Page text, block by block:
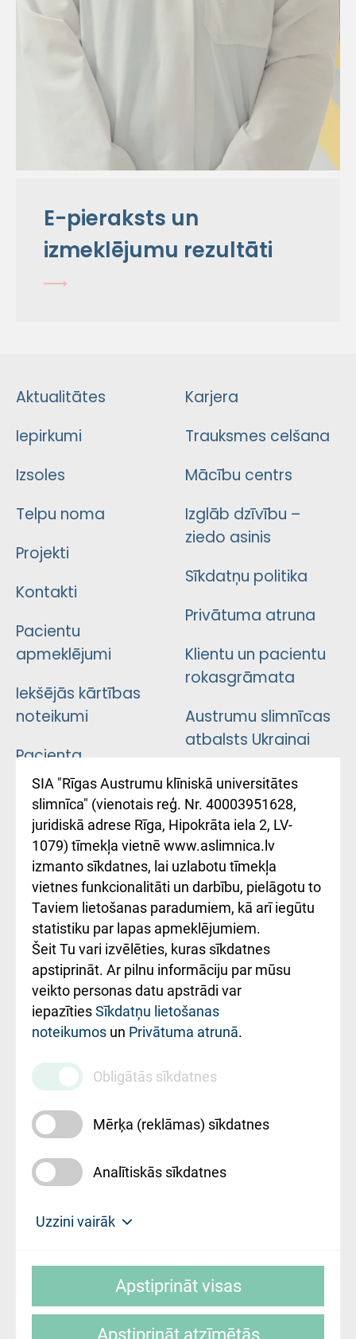
E-pieraksts un
izmeklējumu rezultāti
Aktualitātes
Iepirkumi
Izsoles
Telpu noma
Projekti
Kontakti
Pacientu
apmeklējumi
Iekšējās kārtības
noteikumi
Pacienta
atsauksmju/sūdzību
iesniegšanas
kārtība
Kā pie mums nokļūt
Rēķinu apmaksas
ceļvedis
Rekvizīti un
ārstniecības
iestādes kods
010000234
Maksas
pakalpojumu
cenrādis
Karjera
Trauksmes celšana
Mācību centrs
Izglāb dzīvību –
ziedo asinis
Sīkdatņu politika
Privātuma atruna
Klientu un pacientu
rokasgrāmata
Austrumu slimnīcas
atbalsts Ukrainai
Підтримка Східної
лікарні та співпраця з
Україною
SIA "Rīgas Austrumu klīniskā universitātes
slimnīca" (vienotais reģ. Nr. 40003951628,
juridiskā adrese Rīga, Hipokrāta iela 2, LV-
1079) tīmekļa vietnē www.aslimnica.lv
izmanto sīkdatnes, lai uzlabotu tīmekļa
vietnes funkcionalitāti un darbību, pielāgotu to
Taviem lietošanas paradumiem, kā arī iegūtu
statistiku par lapas apmeklējumiem.
Šeit Tu vari izvēlēties, kuras sīkdatnes
apstiprināt. Ar pilnu informāciju par mūsu
veikto personas datu apstrādi var
iepazītiesSīkdatņu lietošanas
noteikumos un Privātuma atrunā.
Obligātās sīkdatnes
Mērķa (reklāmas) sīkdatnes
Analītiskās sīkdatnes
Uzzini vairāk
slimnīca, turpmāk – Pārzinis, sīkdatņu
Apstiprināt visas
Apstiprināt atzīmētās